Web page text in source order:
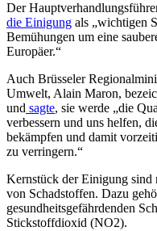
Der
die Einigung als „wichtigen
Bemühungen um eine
Europäer.“
Auch Brüsseler
Umwelt, Alain Maron,
und sagte, sie werde „die
verbessern und uns helfen,
bekämpfen und damit
zu verringern.“
Kernstück der Einigung sind
von Schadstoffen. Dazu
gesundheitsgefährdenden
Stickstoffdioxid (NO2).